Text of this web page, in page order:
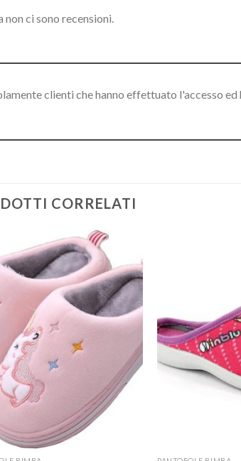
non ci sono recensioni.
clienti che hanno effettuato l'accesso
CORRELATI